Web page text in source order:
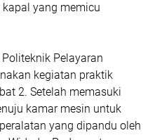
yang memicu
Pelayaran
kegiatan praktik
2. Setelah memasuki
kamar mesin untuk
yang dipandu oleh